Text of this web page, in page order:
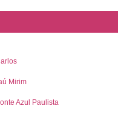
Mirim
Azul Paulista